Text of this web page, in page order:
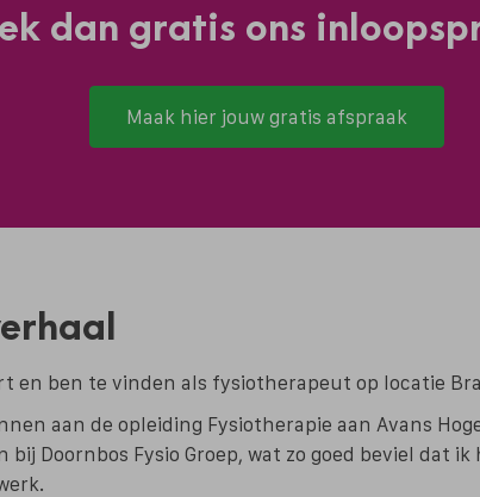
dan gratis ons
Maak hier jouw gratis afspraak
en ben te vinden als fysiotherapeut op locatie
aan de opleiding Fysiotherapie aan Avans
bij Doornbos Fysio Groep, wat zo goed beviel dat